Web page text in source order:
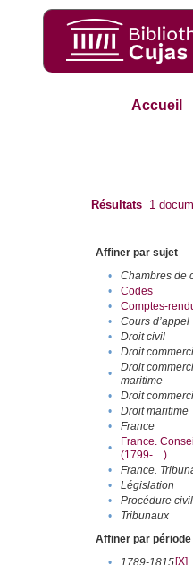
Accueil
Résultats 1
Affiner par sujet
•
Chambres de
•
Codes
•
Comptes-
•
Cours d’appel
•
Droit civil
•
Droit
•
Droit
maritime
• Droit
•
Droit maritime
•
France
•
France.
(1799-....)
• France.
•
Législation
•
Procédure
•
Tribunaux
Affiner par période
[X]